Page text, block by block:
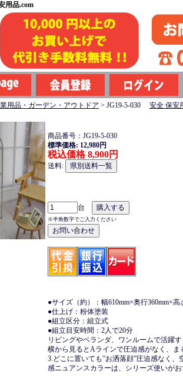
用品.com
用品・ガーデン・アウトドア > JG19-5-030 安全 保安
商品番号：JG19-5-030
標準価格: 12,980円
税込価格 8,900円
送料:
台
※半角数字でご入力ください
●サイズ（約）：幅610mm×奥行360mm×
●仕上げ：粉体塗装
●組立区分：組立式
●組立目安時間：2人で20分
リビングやベランダ、ワンルームで活躍
横から見るとAラインで圧迫感がなく、
3.どこに置いても”お洒落顔”圧迫感なく
感ニュアンスカラーは、シリーズ使いが